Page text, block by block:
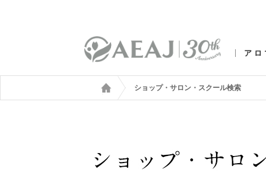
ア
ショップ・サロン・スクール検索